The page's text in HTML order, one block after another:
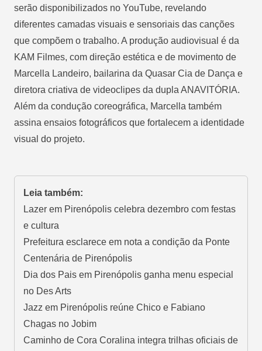
serão disponibilizados no YouTube, revelando
diferentes camadas visuais e sensoriais das canções
que compõem o trabalho. A produção audiovisual é da
KAM Filmes, com direção estética e de movimento de
Marcella Landeiro, bailarina da Quasar Cia de Dança e
diretora criativa de videoclipes da dupla ANAVITÓRIA.
Além da condução coreográfica, Marcella também
assina ensaios fotográficos que fortalecem a identidade
visual do projeto.
Leia também:
Lazer em Pirenópolis celebra dezembro com festas
e cultura
Prefeitura esclarece em nota a condição da Ponte
Centenária de Pirenópolis
Dia dos Pais em Pirenópolis ganha menu especial
no Des Arts
Jazz em Pirenópolis reúne Chico e Fabiano
Chagas no Jobim
Caminho de Cora Coralina integra trilhas oficiais de